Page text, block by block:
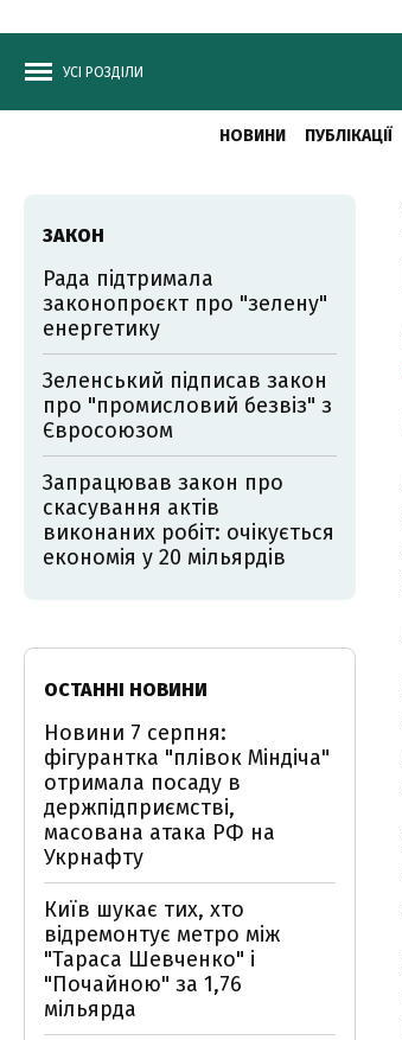
УСІ РОЗДІЛИ
НОВИНИ ПУБЛІКАЦІЇ
ЗАКОН
Рада підтримала
законопроєкт про "зелену"
енергетику
Зеленський підписав закон
про "промисловий безвіз" з
Євросоюзом
Запрацював закон про
скасування актів
виконаних робіт: очікується
економія у 20 мільярдів
ОСТАННІ НОВИНИ
Новини 7 серпня:
фігурантка "плівок Міндіча"
отримала посаду в
держпідприємстві,
масована атака РФ на
Укрнафту
Київ шукає тих, хто
відремонтує метро між
"Тараса Шевченко" і
"Почайною" за 1,76
мільярда